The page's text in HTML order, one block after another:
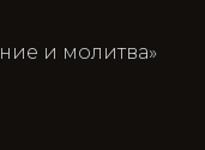
и молитва»